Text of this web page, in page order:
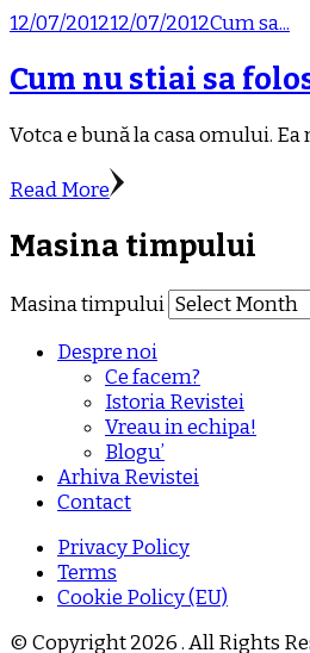
12/07/201212/07/2012Cum sa...
Cum nu stiai sa
Votca e bună la casa omului.
Read More
Masina timpului
Masina timpului
Despre noi
Ce facem?
Istoria Revistei
Vreau in echipa!
Blogu’
Arhiva Revistei
Contact
Privacy Policy
Terms
Cookie Policy (EU)
© Copyright 2026. All Rights